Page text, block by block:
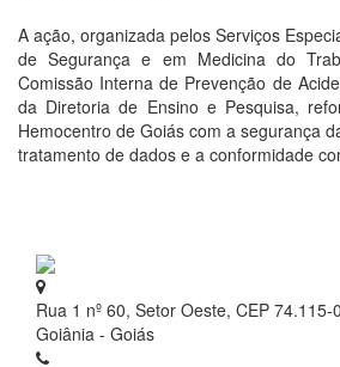
A ação, organizada pelos Serviços
de Segurança e em Medicina do
Comissão Interna de Prevenção de
da Diretoria de Ensino e Pesquisa,
Hemocentro de Goiás com a segurança
tratamento de dados e a conformidade
Rua 1 nº 60, Setor Oeste, CEP 74.115-
Goiânia - Goiás